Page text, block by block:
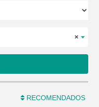
×
RECOMENDADOS